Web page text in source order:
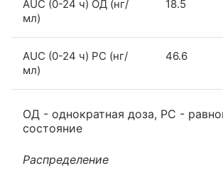
AUC (0-24 ч) ОД (нг/
мл)
18.5
AUC (0-24 ч) РС (нг/
мл)
46.6
ОД - однократная доза, РС -
состояние
Распределение